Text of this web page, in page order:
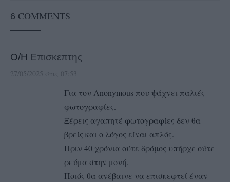
6 COMMENTS
Ο/Η Επισκεπτης
27/05/2025 στις 07:53
Για τον Anonymous που ψάχνει παλιές
φωτογραφίες.
Ξέρεις αγαπητέ φωτογραφίες δεν θα
βρείς και ο λόγος είναι απλός.
Πριν 40 χρόνια ούτε δρόμος υπήρχε ούτε
ρεύμα στην μονή.
Ποιός θα ανέβαινε να επισκεφτεί έναν